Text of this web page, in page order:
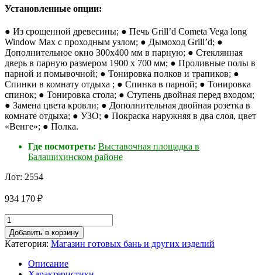
Установленные опции:
● Из срощенной древесины; ● Печь Grill’d Cometa Vega long
Window Max с проходным узлом; ● Дымоход Grill’d; ●
Дополнительное окно 300х400 мм в парную; ● Стеклянная
дверь в парную размером 1900 х 700 мм; ● Проливные полы в
парной и помывочной; ● Тонировка полков и трапиков; ●
Спинки в комнату отдыха ; ● Спинка в парной; ● Тонировка
спинок; ● Тонировка стола; ● Ступень двойная перед входом;
● Замена цвета кровли; ● Дополнительная двойная розетка в
комнате отдыха; ● УЗО; ● Покраска наружняя в два слоя, цвет
«Венге»; ● Полка.
Где посмотреть: Выставочная площадка в
Балашихинском районе
Лот: 2554
934 170 ₽
Количество
товара
Баня
"Би-
Хаус"
Добавить в корзину
Категория: Магазин готовых бань и других изделий
Описание